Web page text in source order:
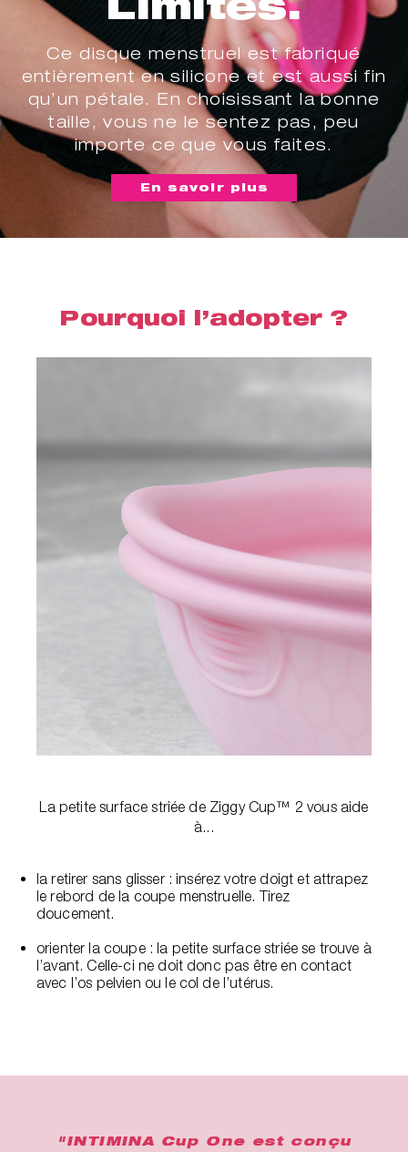
Ce disque menstruel est fabriqué
entièrement en silicone et est aussi fin
qu’un pétale. En choisissant la bonne
taille, vous ne le sentez pas, peu
importe ce que vous faites.
En savoir plus
Pourquoi l’adopter ?
La petite surface striée de Ziggy Cup™ 2 vous aide
à...
la retirer sans glisser : insérez votre doigt et attrapez
le rebord de la coupe menstruelle. Tirez
doucement.
orienter la coupe : la petite surface striée se trouve à
l’avant. Celle-ci ne doit donc pas être en contact
avec l’os pelvien ou le col de l’utérus.
"INTIMINA Cup One est conçu